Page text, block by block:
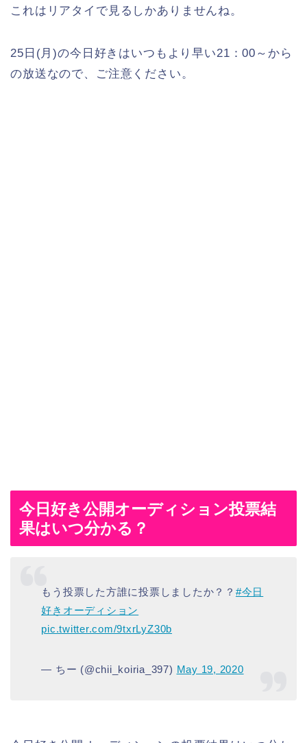
これはリアタイで見るしかありませんね。
25日(月)の今日好きはいつもより早い21：00～から
の放送なので、ご注意ください。
今日好き公開オーディション投票結
果はいつ分かる？
もう投票した方誰に投票しましたか？？ #今日
好きオーディション
pic.twitter.com/9txrLyZ30b
— ちー (@chii_koiria_397) May 19, 2020